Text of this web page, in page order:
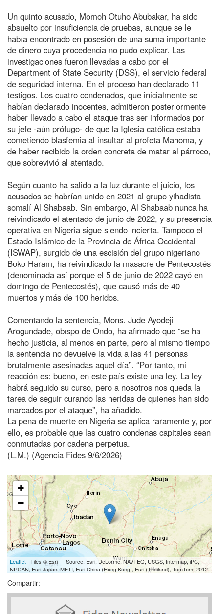
Un quinto acusado, Momoh Otuho Abubakar, ha sido
absuelto por insuficiencia de pruebas, aunque se le
había encontrado en posesión de una suma importante
de dinero cuya procedencia no pudo explicar. Las
investigaciones fueron llevadas a cabo por el
Department of State Security (DSS), el servicio federal
de seguridad interna. En el proceso han declarado 11
testigos. Los cuatro condenados, que inicialmente se
habían declarado inocentes, admitieron posteriormente
haber llevado a cabo el ataque tras ser informados por
su jefe -aún prófugo- de que la Iglesia católica estaba
cometiendo blasfemia al insultar al profeta Mahoma, y
de haber recibido la orden concreta de matar al párroco,
que sobrevivió al atentado.
Según cuanto ha salido a la luz durante el juicio, los
acusados se habrían unido en 2021 al grupo yihadista
somalí Al Shabaab. Sin embargo, Al Shabaab nunca ha
reivindicado el atentado de junio de 2022, y su presencia
operativa en Nigeria sigue siendo incierta. Tampoco el
Estado Islámico de la Provincia de África Occidental
(ISWAP), surgido de una escisión del grupo nigeriano
Boko Haram, ha reivindicado la masacre de Pentecostés
(denominada así porque el 5 de junio de 2022 cayó en
domingo de Pentecostés), que causó más de 40
muertos y más de 100 heridos.
Comentando la sentencia, Mons. Jude Ayodeji
Arogundade, obispo de Ondo, ha afirmado que “se ha
hecho justicia, al menos en parte, pero al mismo tiempo
la sentencia no devuelve la vida a las 41 personas
brutalmente asesinadas aquel día”. “Por tanto, mi
reacción es: bueno, en este país existe una ley. La ley
habrá seguido su curso, pero a nosotros nos queda la
tarea de seguir curando las heridas de quienes han sido
marcados por el ataque”, ha añadido.
La pena de muerte en Nigeria se aplica raramente y, por
ello, es probable que las cuatro condenas capitales sean
conmutadas por cadena perpetua.
(L.M.) (Agencia Fides 9/6/2026)
+
−
Leaflet | Tiles © Esri — Source: Esri, DeLorme, NAVTEQ, USGS, Intermap, iPC,
NRCAN, Esri Japan, METI, Esri China (Hong Kong), Esri (Thailand), TomTom, 2012
Compartir: